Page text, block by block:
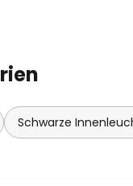
dimmbar und in
für iOS und
Schwarze